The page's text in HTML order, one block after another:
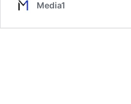
Media1